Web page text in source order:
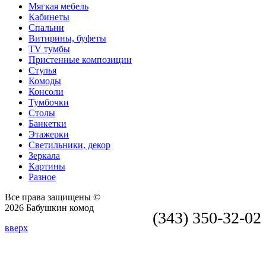
Мягкая мебель
Кабинеты
Спальни
Витирины, буфеты
TV тумбы
Пристенные композиции
Стулья
Комоды
Консоли
Тумбочки
Столы
Банкетки
Этажерки
Светильники, декор
Зеркала
Картины
Разное
(343) 350-32-02
Все права защищены ©
2026 Бабушкин комод
вверх